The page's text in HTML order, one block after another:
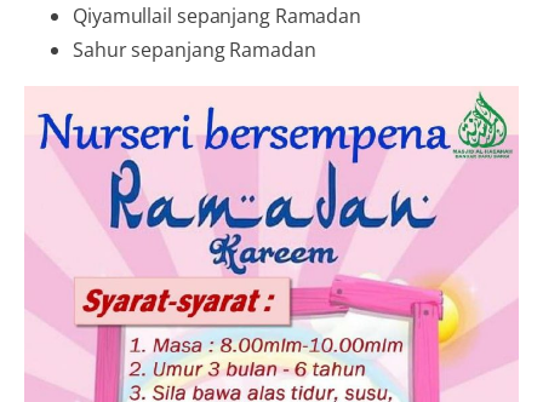
Qiyamullail sepanjang Ramadan
Sahur sepanjang Ramadan